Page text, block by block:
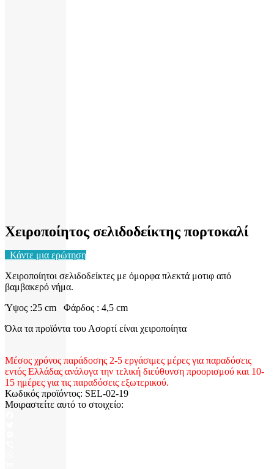
Χειροποίητος σελιδοδείκτης πορτοκαλί
Κάντε μια ερώτηση
Χειροποίητοι σελιδοδείκτες με όμορφα πλεκτά μοτιφ από
βαμβακερό νήμα.
Ύψος :25 cm Φάρδος : 4,5 cm
Όλα τα προϊόντα του Ασορτί είναι χειροποίητα
Μέσος χρόνος παράδοσης 2-5 εργάσιμες μέρες για παραδόσεις
εντός Ελλάδας ανάλογα την τελική διεύθυνση προορισμού και 10-
15 ημέρες για τις παραδόσεις εξωτερικού.
Κωδικός προϊόντος: SEL-02-19
Μοιραστείτε αυτό το στοιχείο: